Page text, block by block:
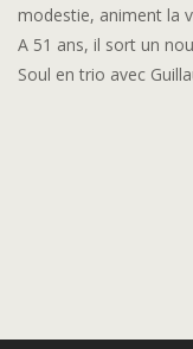
modestie, animent la
A 51 ans, il sort un
Soul en trio avec